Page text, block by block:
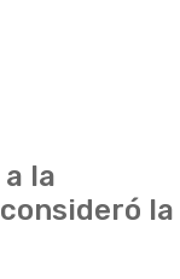
la
la